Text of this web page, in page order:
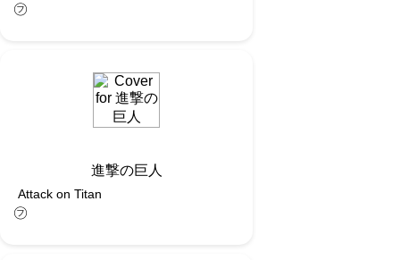
㋫
進撃の巨人
Attack on Titan
㋫